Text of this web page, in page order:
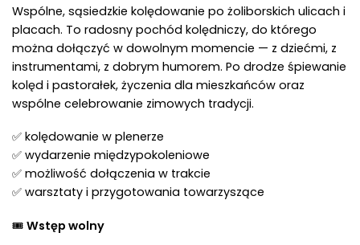
Wspólne, sąsiedzkie kolędowanie po żoliborskich ulicach i
placach. To radosny pochód kolędniczy, do którego
można dołączyć w dowolnym momencie — z dziećmi, z
instrumentami, z dobrym humorem. Po drodze śpiewanie
kolęd i pastorałek, życzenia dla mieszkańców oraz
wspólne celebrowanie zimowych tradycji.
✅ kolędowanie w plenerze
✅ wydarzenie międzypokoleniowe
✅ możliwość dołączenia w trakcie
✅ warsztaty i przygotowania towarzyszące
🎟 Wstęp wolny